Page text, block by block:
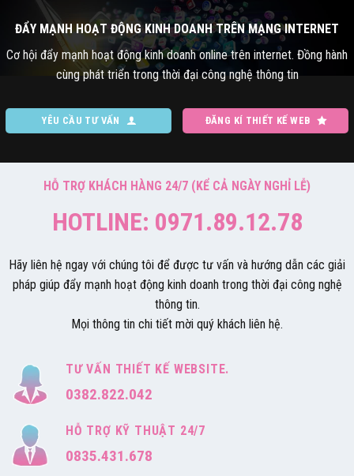
ĐẨY MẠNH HOẠT ĐỘNG KINH DOANH TRÊN MẠNG INTERNET
Cơ hội đẩy mạnh hoạt động kinh doanh online trên internet. Đồng hành
cùng phát triển trong thời đại công nghệ thông tin
YÊU CẦU TƯ VẤN ĐĂNG KÍ THIẾT KẾ WEB
HỖ TRỢ KHÁCH HÀNG 24/7 (KỂ CẢ NGÀY NGHỈ LỄ)
HOTLINE: 0971.89.12.78
Hãy liên hệ ngay với chúng tôi để được tư vấn và hướng dẫn các giải
pháp giúp đẩy mạnh hoạt động kinh doanh trong thời đại công nghệ
thông tin.
Mọi thông tin chi tiết mời quý khách liên hệ.
TƯ VẤN THIẾT KẾ WEBSITE.
0382.822.042
HỖ TRỢ KỸ THUẬT 24/7
0835.431.678